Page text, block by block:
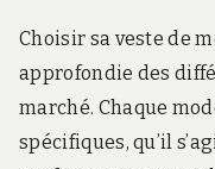
Choisir sa veste de
approfondie des
marché. Chaque
spécifiques, qu’il